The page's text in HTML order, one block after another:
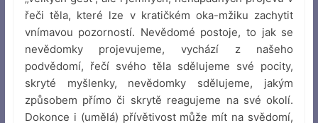
řeči těla, které lze v kratičkém oka-mžiku zachytit
vnímavou pozorností. Nevědomé postoje, to jak se
nevědomky projevujeme, vychází z našeho
podvědomí, řečí svého těla sdělujeme své pocity,
skryté myšlenky, nevědomky sdělujeme, jakým
způsobem přímo či skrytě reagujeme na své okolí.
Dokonce i (umělá) přívětivost může mít na svědomí,